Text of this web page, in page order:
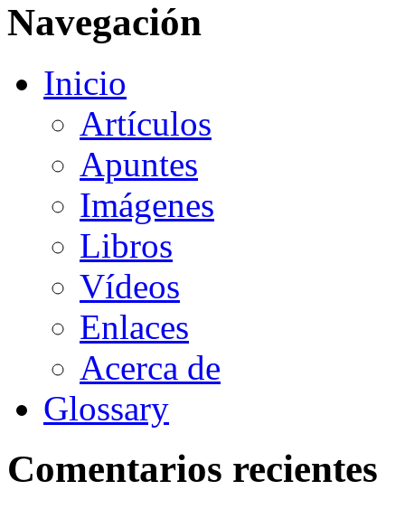
Navegación
Inicio
Artículos
Apuntes
Imágenes
Libros
Vídeos
Enlaces
Acerca de
Glossary
Comentarios recientes